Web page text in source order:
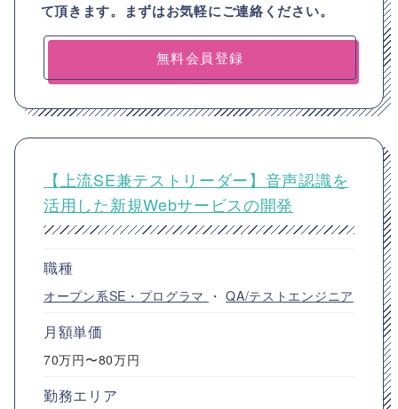
て頂きます。まずはお気軽にご連絡ください。
無料会員登録
【上流SE兼テストリーダー】音声認識を
活用した新規Webサービスの開発
職種
オープン系SE・プログラマ ・QA/テストエンジニア
月額単価
70万円〜80万円
勤務エリア